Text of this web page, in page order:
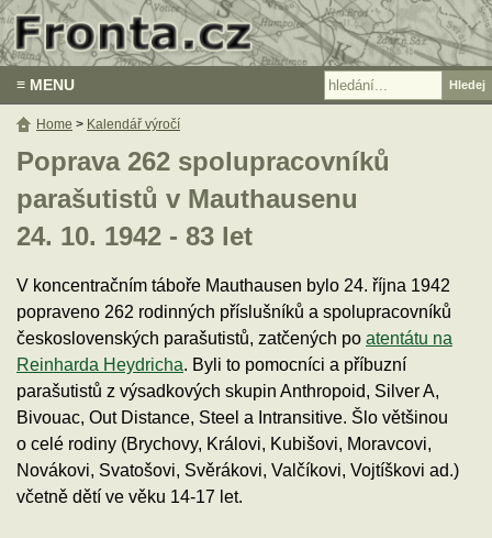
≡ MENU
Poprava 262 spolupracovníků
parašutistů v Mauthausenu
24. 10. 1942 - 83 let
V koncentračním táboře Mauthausen bylo 24. října 1942
popraveno 262 rodinných příslušníků a spolupracovníků
československých parašutistů, zatčených po atentátu na
Reinharda Heydricha. Byli to pomocníci a příbuzní
parašutistů z výsadkových skupin Anthropoid, Silver A,
Bivouac, Out Distance, Steel a Intransitive. Šlo většinou
o celé rodiny (Brychovy, Královi, Kubišovi, Moravcovi,
Novákovi, Svatošovi, Svěrákovi, Valčíkovi, Vojtíškovi ad.)
včetně dětí ve věku 14-17 let.
Home > Kalendář výročí